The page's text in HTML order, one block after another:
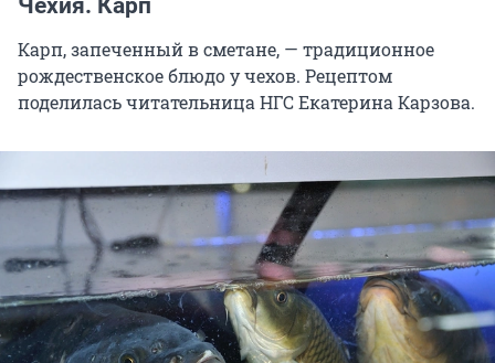
Карп, запеченный в сметане, — традиционное
рождественское блюдо у чехов. Рецептом
поделилась читательница НГС Екатерина Карзова.